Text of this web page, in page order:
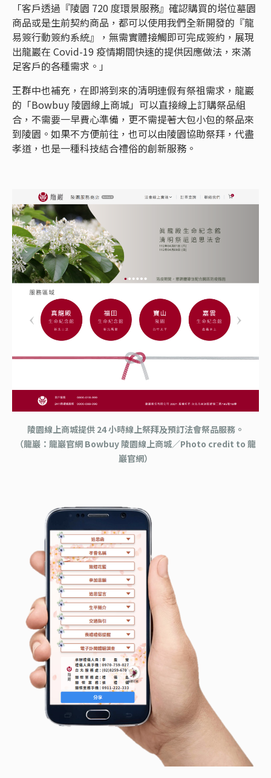
「客戶透過『陵園 720 度環景服務』確認購買的塔位墓園
商品或是生前契約商品，都可以使用我們全新開發的『龍
易簽行動簽約系統』，無需實體接觸即可完成簽約，展現
出龍巖在 Covid-19 疫情期間快速的提供因應做法，來滿
足客戶的各種需求。」
王群中也補充，在即將到來的清明連假有祭祖需求，龍巖
的「Bowbuy 陵園線上商城」可以直接線上訂購祭品組
合，不需要一早費心準備，更不需提著大包小包的祭品來
到陵園。如果不方便前往，也可以由陵園協助祭拜，代盡
孝道，也是一種科技結合禮俗的創新服務。
陵園線上商城提供 24 小時線上祭拜及預訂法會祭品服務。
（龍巖：龍巖官網 Bowbuy 陵園線上商城／Photo credit to 龍
巖官網）